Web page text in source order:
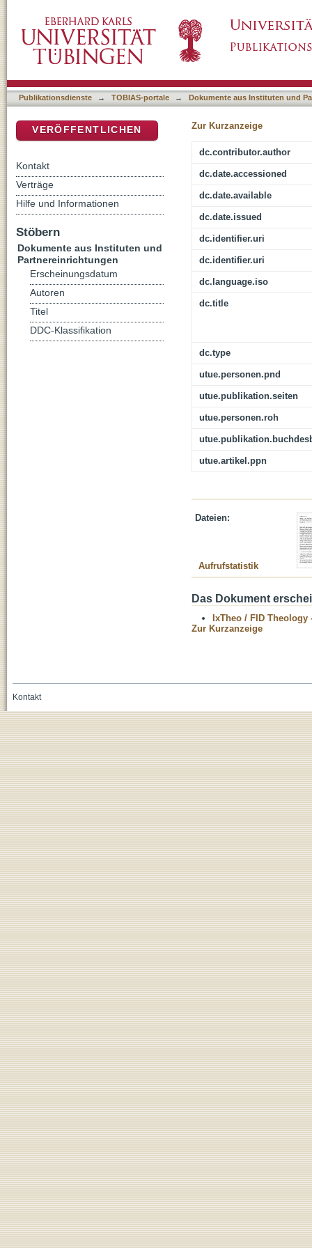
des Themas „Zeit und Umwelt Jesu“ in
Publikationsdienste → TOBIAS-portale → Dokumente aus Instituten und
Zur Kurzanzeige
dc.contributor.author
dc.date.accessioned
dc.date.available
dc.date.issued
dc.identifier.uri
dc.identifier.uri
dc.language.iso
dc.title
dc.type
utue.personen.pnd
utue.publikation.seiten
utue.personen.roh
utue.artikel.ppn
Dateien:
Aufrufstatistik
Das Dokument
IxTheo / FID Theology
Zur Kurzanzeige
VERÖFFENTLICHEN
Kontakt
Verträge
Hilfe und Informationen
Stöbern
Dokumente aus Instituten und
Partnereinrichtungen
Erscheinungsdatum
Autoren
Titel
DDC-Klassifikation
Kontakt